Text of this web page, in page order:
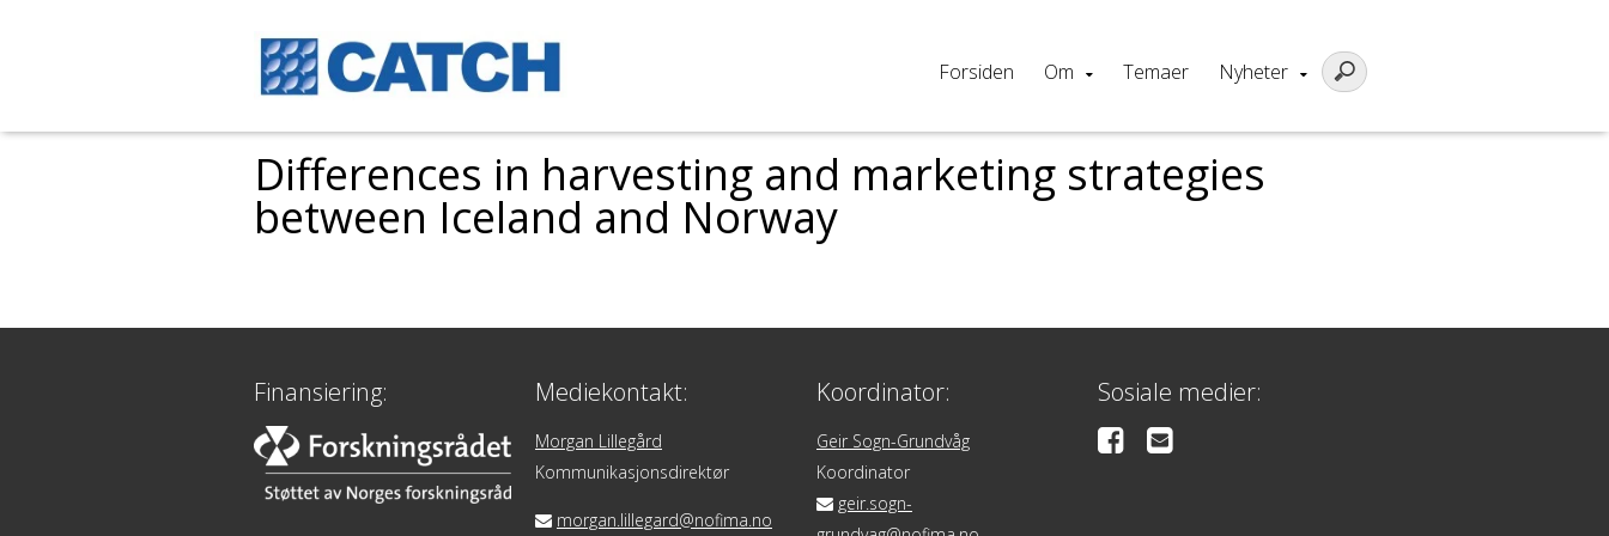
Forsiden Om Temaer Nyheter
Differences in harvesting and marketing strategies
between Iceland and Norway
Finansiering: Mediekontakt:
Morgan Lillegård
Kommunikasjonsdirektør
morgan.lillegard@nofima.no
Koordinator:
Geir Sogn-Grundvåg
Koordinator
geir.sogn-
Sosiale medier: